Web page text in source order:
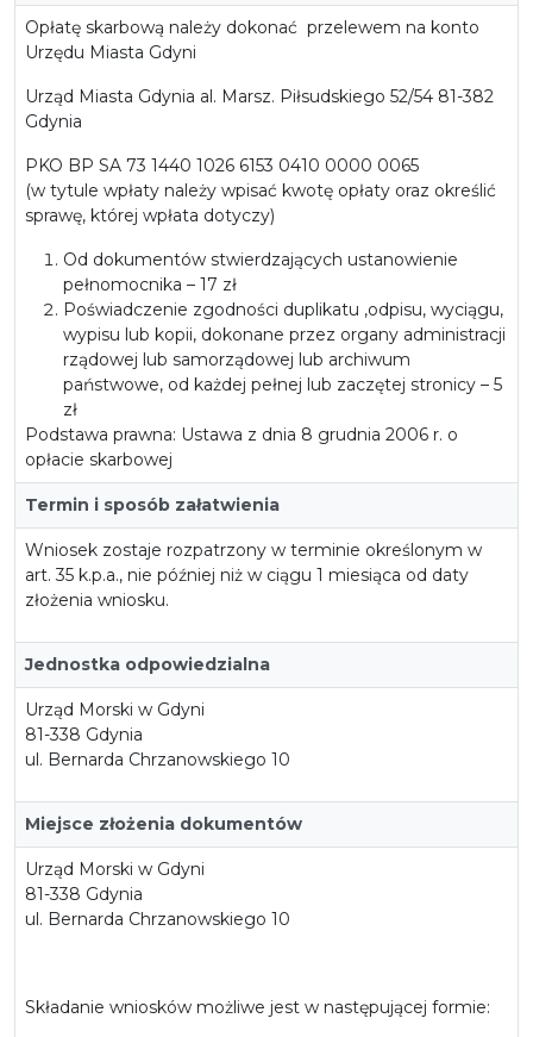
Opłatę skarbową należy dokonać przelewem na konto
Urzędu Miasta Gdyni
Urząd Miasta Gdynia al. Marsz. Piłsudskiego 52/54 81-382
Gdynia
PKO BP SA 73 1440 1026 6153 0410 0000 0065
(w tytule wpłaty należy wpisać kwotę opłaty oraz określić
sprawę, której wpłata dotyczy)
Od dokumentów stwierdzających ustanowienie
pełnomocnika – 17 zł
Poświadczenie zgodności duplikatu ,odpisu, wyciągu,
wypisu lub kopii, dokonane przez organy administracji
rządowej lub samorządowej lub archiwum
państwowe, od każdej pełnej lub zaczętej stronicy – 5
zł
Podstawa prawna: Ustawa z dnia 8 grudnia 2006 r. o
opłacie skarbowej
Termin i sposób załatwienia
Wniosek zostaje rozpatrzony w terminie określonym w
art. 35 k.p.a., nie później niż w ciągu 1 miesiąca od daty
złożenia wniosku.
Jednostka odpowiedzialna
Urząd Morski w Gdyni
81-338 Gdynia
ul. Bernarda Chrzanowskiego 10
Miejsce złożenia dokumentów
Urząd Morski w Gdyni
81-338 Gdynia
ul. Bernarda Chrzanowskiego 10
Składanie wniosków możliwe jest w następującej formie: